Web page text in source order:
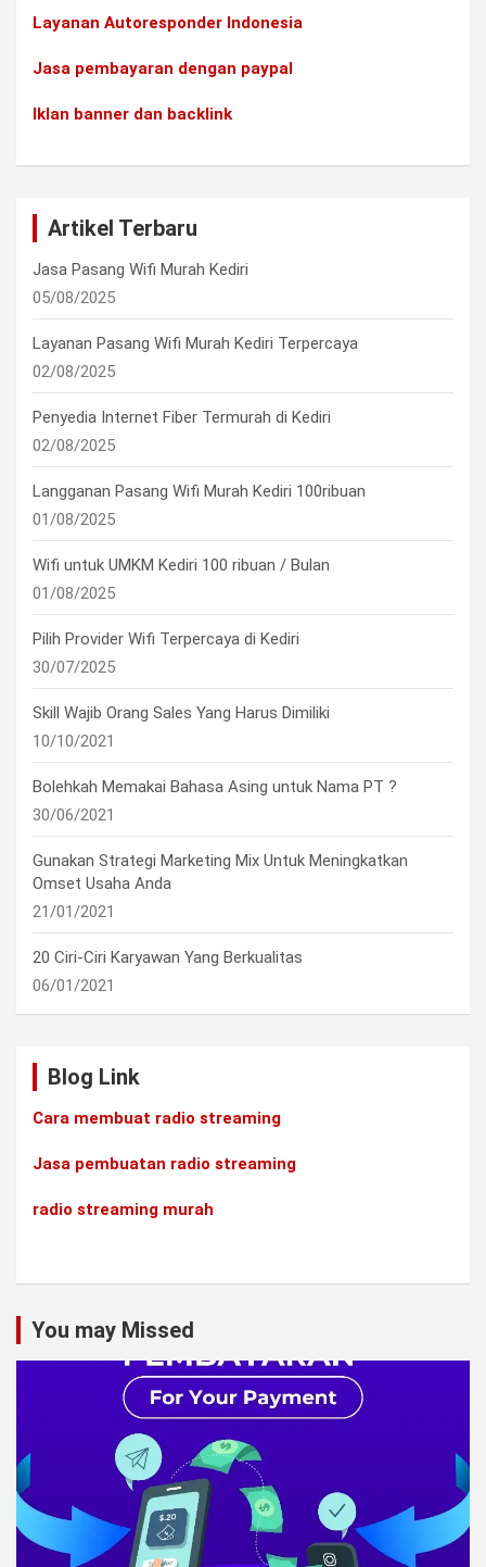
Layanan Autoresponder Indonesia
Jasa pembayaran dengan paypal
Iklan banner dan backlink
Artikel Terbaru
Jasa Pasang Wifi Murah Kediri
05/08/2025
Layanan Pasang Wifi Murah Kediri Terpercaya
02/08/2025
Penyedia Internet Fiber Termurah di Kediri
02/08/2025
Langganan Pasang Wifi Murah Kediri 100ribuan
01/08/2025
Wifi untuk UMKM Kediri 100 ribuan / Bulan
01/08/2025
Pilih Provider Wifi Terpercaya di Kediri
30/07/2025
Skill Wajib Orang Sales Yang Harus Dimiliki
10/10/2021
Bolehkah Memakai Bahasa Asing untuk Nama PT ?
30/06/2021
Gunakan Strategi Marketing Mix Untuk Meningkatkan
Omset Usaha Anda
21/01/2021
20 Ciri-Ciri Karyawan Yang Berkualitas
06/01/2021
Blog Link
Cara membuat radio streaming
Jasa pembuatan radio streaming
radio streaming murah
You may Missed